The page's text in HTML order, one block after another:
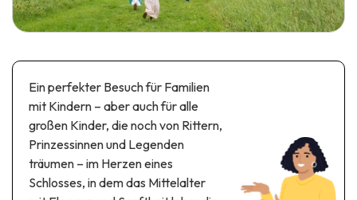
Folklore & Lokale Geschichte
Geschichte
Wissenschaftsparks
Automobil- & Eisenbahnerbe
Industrie- & Technikerbe
Kajaks
Themen- und Freizeitpark
Unterhaltungs-& Aqua-Parks
DIESEN SOMMER
GUIDE DOWNLOADEN
Ein perfekter Besuch für Familien
mit Kindern – aber auch für alle
großen Kinder, die noch von Rittern,
Prinzessinnen und Legenden
träumen – im Herzen eines
Schlosses, in dem das Mittelalter